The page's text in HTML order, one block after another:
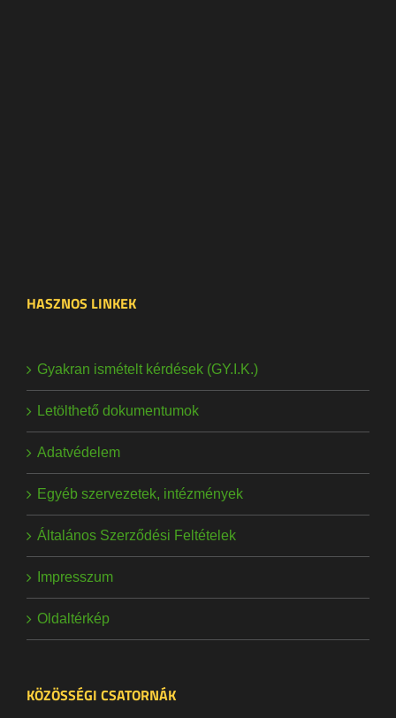
HASZNOS LINKEK
Gyakran ismételt kérdések (GY.I.K.)
Letölthető dokumentumok
Adatvédelem
Egyéb szervezetek, intézmények
Általános Szerződési Feltételek
Impresszum
Oldaltérkép
KÖZÖSSÉGI CSATORNÁK